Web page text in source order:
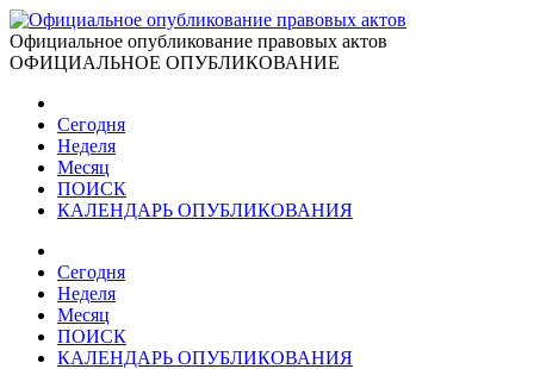
Официальное опубликование правовых актов
ОФИЦИАЛЬНОЕ ОПУБЛИКОВАНИЕ
Сегодня
Неделя
Месяц
ПОИСК
КАЛЕНДАРЬ ОПУБЛИКОВАНИЯ
Сегодня
Неделя
Месяц
ПОИСК
КАЛЕНДАРЬ ОПУБЛИКОВАНИЯ